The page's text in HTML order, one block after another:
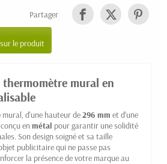
Partager
le produit
mural en
d'une hauteur de296 mm et d'une
enmétal pour garantir une solidité
Son design soigné et sa taille
publicitaire qui ne passe pas
la présence de votre marque au